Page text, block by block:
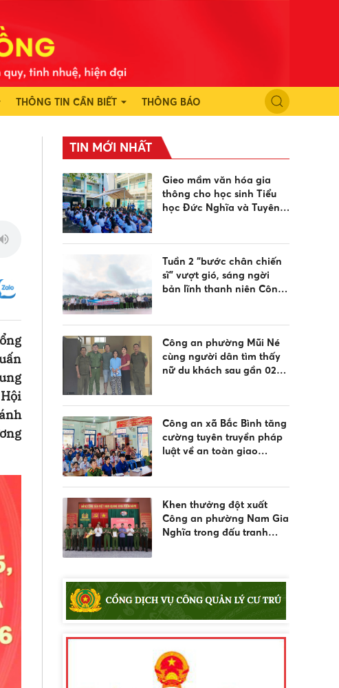
THÔNG TIN CẦN BIẾT THÔNG BÁO
TIN MỚI NHẤT
Gieo mầm văn hóa gia
thông cho học sinh Tiểu
học Đức Nghĩa và Tuyên
Tuần 2 “bước chân chiến
sĩ” vượt gió, sáng ngời
bản lĩnh thanh niên Công
Công an phường Mũi Né
cùng người dân tìm thấy
nữ du khách sau gần 02
Công an xã Bắc Bình tăng
cường tuyên truyền pháp
luật về an toàn giao
Khen thưởng đột xuất
Công an phường Nam Gia
Nghĩa trong đấu tranh